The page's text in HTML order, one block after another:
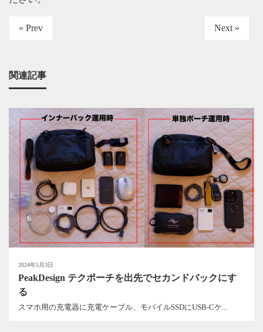
« Prev Next »
関連記事
2024年5月3日
PeakDesign テクポーチを出先でセカンドバックにす
る
スマホ用の充電器に充電ケーブル、モバイルSSDにUSB-Cケ...